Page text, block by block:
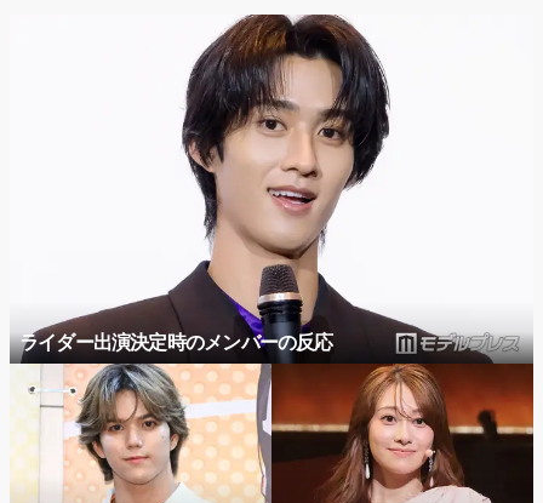
ライダー出演決定時のメンバーの反応